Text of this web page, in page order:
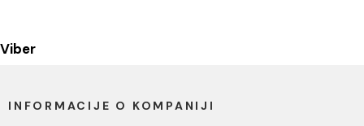
Viber
INFORMACIJE O KOMPANIJI